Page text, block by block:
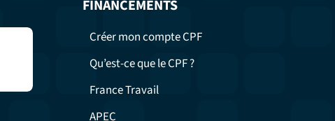
FINANCEMENTS
Créer mon compte CPF
Qu’est-ce que le CPF ?
France Travail
APEC